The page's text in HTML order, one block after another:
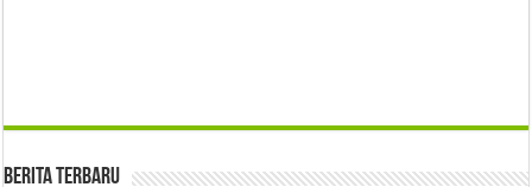
Berita Terbaru